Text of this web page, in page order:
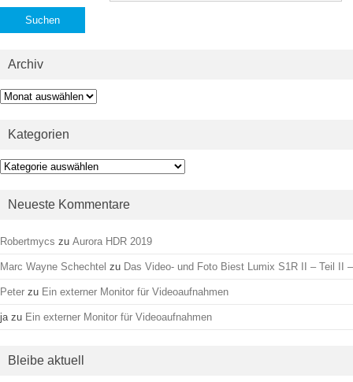
Archiv
Archiv
Kategorien
Kategorien
Neueste Kommentare
Robertmycs zu Aurora HDR 2019
Marc Wayne Schechtel zu Das Video- und Foto Biest Lumix S1R II – Teil II –
Peter zu Ein externer Monitor für Videoaufnahmen
ja zu Ein externer Monitor für Videoaufnahmen
Bleibe aktuell